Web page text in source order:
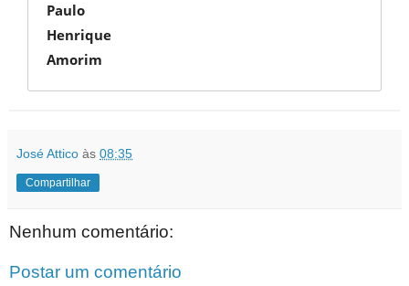
Paulo
Henrique
Amorim
José Attico às 08:35
Compartilhar
Nenhum comentário:
Postar um comentário